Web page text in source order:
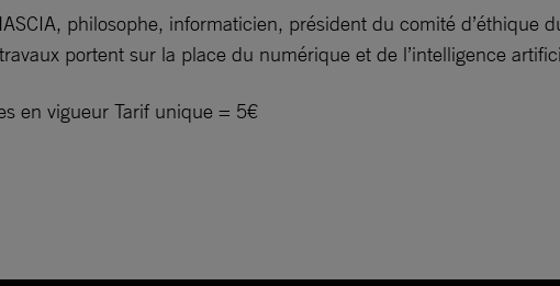
philosophe, informaticien, président du comité d’éthique
portent sur la place du numérique et de l’intelligence
en vigueur Tarif unique = 5€